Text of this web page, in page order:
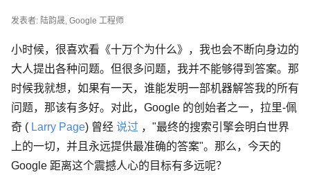
发表者: 陆韵晟, Google 工程师
小时候，很喜欢看《十万个为什么》，我也会不断向身边的
大人提出各种问题。但很多问题，我并不能够得到答案。那
时候我就想，如果有一天，谁能发明一部机器解答我的所有
问题，那该有多好。对此，Google 的创始者之一，拉里-佩
奇 ( Larry Page) 曾经 说过 ，"最终的搜索引擎会明白世界
上的一切，并且永远提供最准确的答案"。那么，今天的
Google 距离这个震撼人心的目标有多远呢？